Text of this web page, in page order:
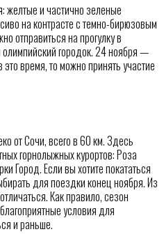
желтые и частично зеленые
на контрасте с темно-бирюзовым
отправиться на прогулку в
городок. 24 ноября —
время, то можно принять участие
от Сочи, всего в 60 км. Здесь
горнолыжных курортов: Роза
Город. Если вы хотите покататься
для поездки конец ноября. Из
Как правило, сезон
условия для
и раньше.